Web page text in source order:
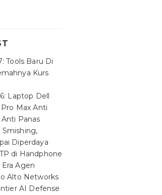
Tools Baru Di
Kurs
Laptop Dell
Max Anti
Panas
Smishing,
Diperdaya
di Handphone
Agen
Alto Networks
AI Defense